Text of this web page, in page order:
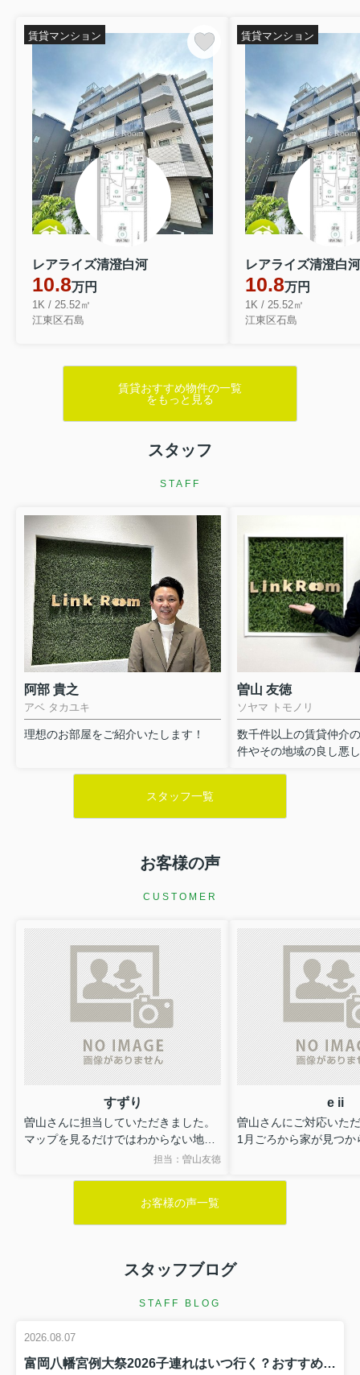
レアライズ清澄白河
10.8万円
1K / 25.52㎡
江東区石島
賃貸マンション
レアライズ清澄白河
10.8万円
1K / 25.52㎡
江東区石島
賃貸マンション
賃貸おすすめ物件の一覧
をもっと見る
スタッフ
STAFF
阿部 貴之
アベ タカユキ
理想のお部屋をご紹介いたします！
曽山 友徳
ソヤマ トモノリ
数千件以上の賃貸仲介
件やその地域の良し悪
スタッフ一覧
お客様の声
CUSTOMER
すずり
曽山さんに担当していただきました。
マップを見るだけではわからない地域
の治安や住みやすさなどを教えていた
納得感を持って物件を決めることがで
きました。
初めての一人暮らし、こちらにお願い
ありがとうございました！
担当：曽山友徳
e ii
曽山さんにご対応いた
1月ごろから家が見つか
ても迅速かつ丁寧にす
お客様の声一覧
スタッフブログ
STAFF BLOG
2026.08.07
富岡八幡宮例大祭2026子連れはいつ行く？おすすめ時間帯と混雑回避のコツ